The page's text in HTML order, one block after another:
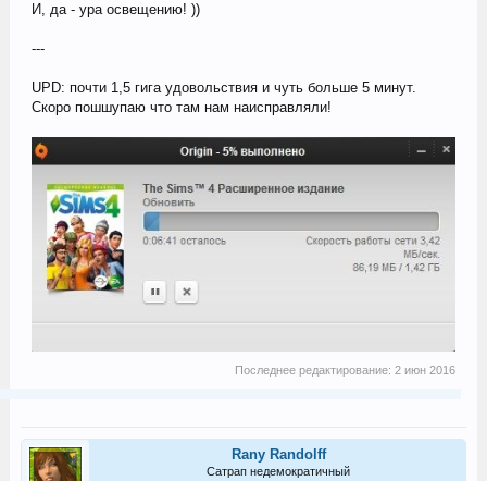
И, да - ура освещению! ))
---
UPD: почти 1,5 гига удовольствия и чуть больше 5 минут.
Скоро пошшупаю что там нам наисправляли!
Последнее редактирование:2 июн 2016
Rany Randolff
Сатрап недемократичный